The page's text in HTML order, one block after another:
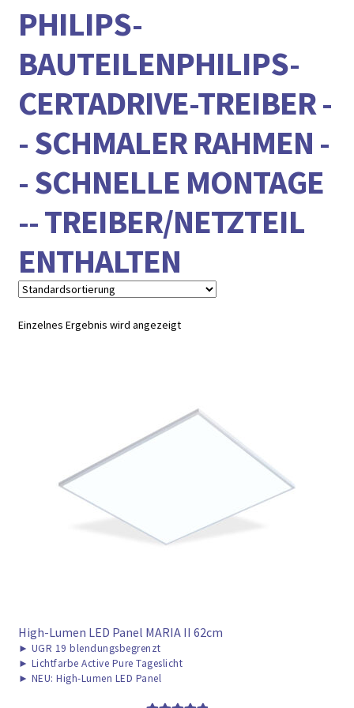
► VERSANDARTEN
PHILIPS-
BAUTEILENPHILIPS-
CERTADRIVE-TREIBER -
- SCHMALER RAHMEN -
- SCHNELLE MONTAGE
-- TREIBER/NETZTEIL
ENTHALTEN
Einzelnes Ergebnis wird angezeigt
High-Lumen LED Panel MARIA II 62cm
► UGR 19 blendungsbegrenzt
► Lichtfarbe Active Pure Tageslicht
► NEU: High-Lumen LED Panel